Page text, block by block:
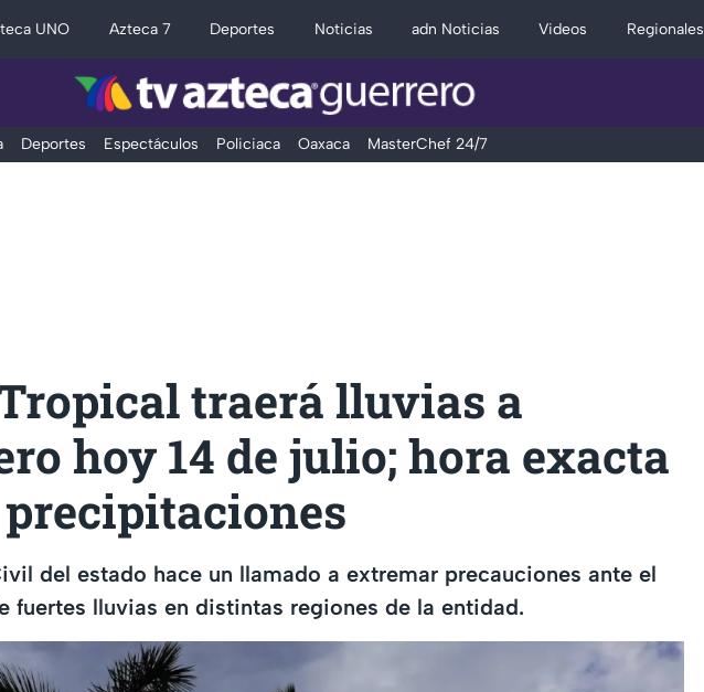
UNO Azteca 7 Deportes Noticias adn Noticias Videos Regionales
Deportes Espectáculos Policiaca Oaxaca MasterChef 24/7
traerá lluvias a
hoy 14 de julio; hora exacta
precipitaciones
del estado hace un llamado a extremar precauciones ante el
fuertes lluvias en distintas regiones de la entidad.